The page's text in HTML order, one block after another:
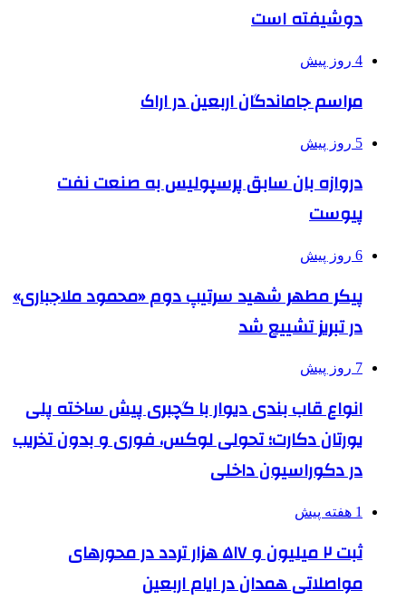
دوشیفته است
4 روز پیش
مراسم جاماندگان اربعین در اراک
5 روز پیش
دروازه بان سابق پرسپولیس به صنعت نفت
پیوست
6 روز پیش
پیکر مطهر شهید سرتیپ دوم «محمود ملاجباری»
در تبریز تشییع شد
7 روز پیش
انواع قاب بندی دیوار با گچبری پیش ساخته پلی
یورتان دکارت؛ تحولی لوکس، فوری و بدون تخریب
در دکوراسیون داخلی
1 هفته پیش
ثبت ۲ میلیون و ۵۱۷ هزار تردد در محورهای
مواصلاتی همدان در ایام اربعین